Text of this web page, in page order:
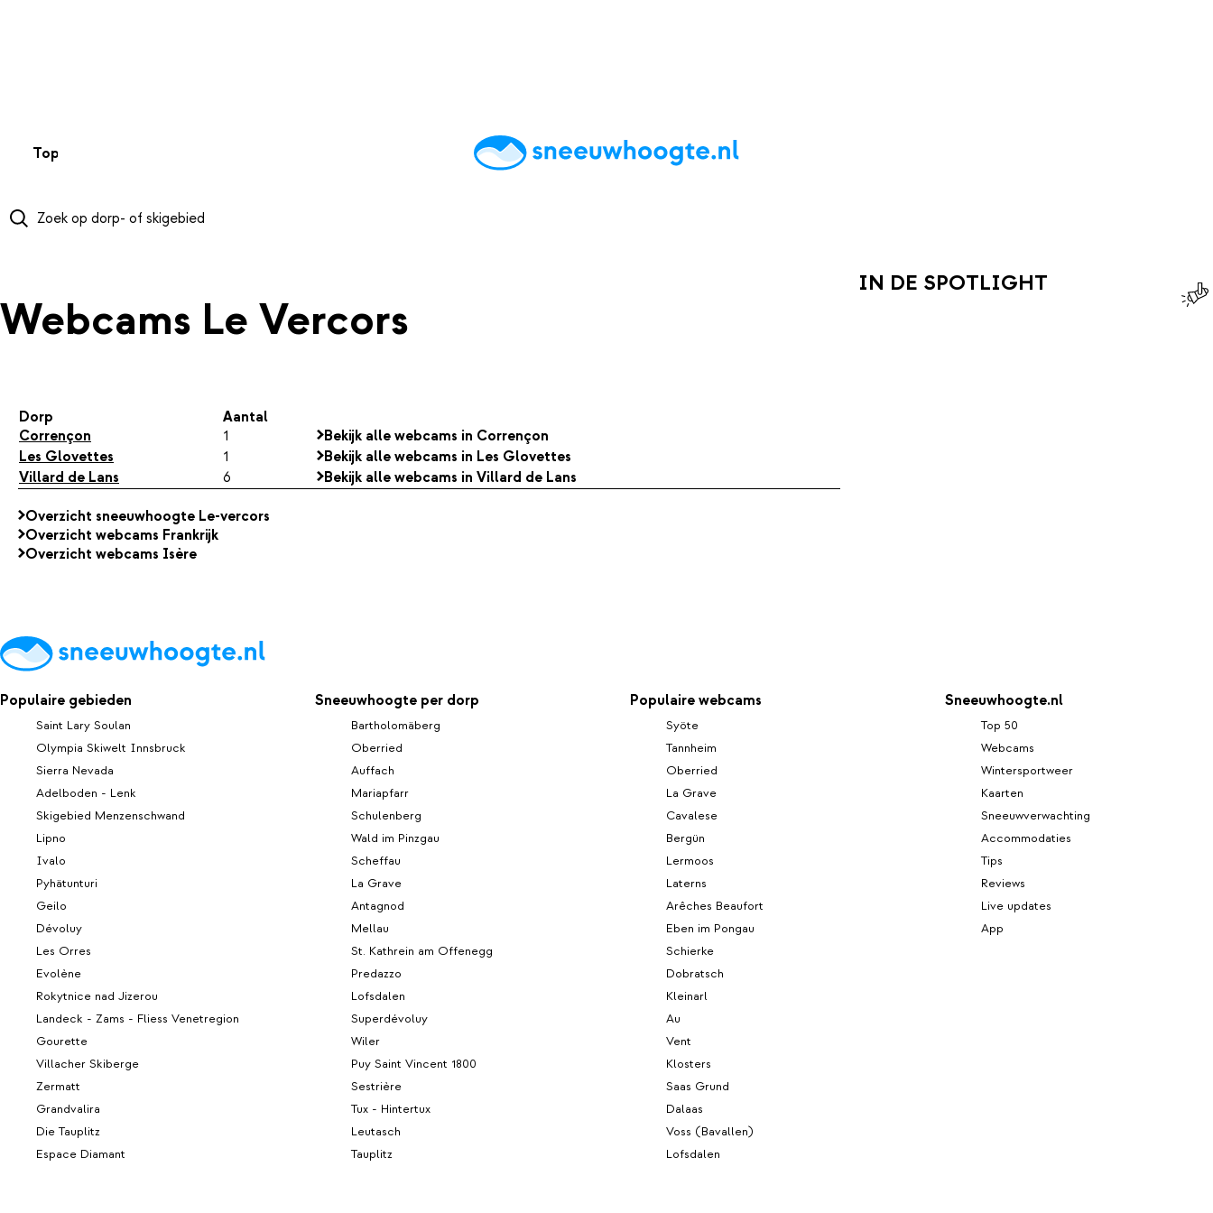
Top 50 AccommodatiesTipsReviewsLive updatesApp
Webcams Le Vercors
Dorp
Aantal
Corrençon
1
Bekijk alle webcams in Corrençon
Les Glovettes
1
Bekijk alle webcams in Les Glovettes
Villard de Lans
6 Bekijk alle webcams in Villard de Lans
Overzicht sneeuwhoogte Le-vercors
Overzicht webcams Frankrijk
Overzicht webcams Isère
IN DE SPOTLIGHT
Populaire gebieden
Saint Lary Soulan
Olympia Skiwelt Innsbruck
Sierra Nevada
Adelboden - Lenk
Skigebied Menzenschwand
Lipno
Ivalo
Pyhätunturi
Geilo
Dévoluy
Les Orres
Evolène
Rokytnice nad Jizerou
Landeck - Zams - Fliess Venetregion
Gourette
Villacher Skiberge
Zermatt
Grandvalira
Die Tauplitz
Espace Diamant
Sneeuwhoogte per dorp
Bartholomäberg
Oberried
Auffach
Mariapfarr
Schulenberg
Wald im Pinzgau
Scheffau
La Grave
Antagnod
Mellau
St. Kathrein am Offenegg
Predazzo
Lofsdalen
Superdévoluy
Wiler
Puy Saint Vincent 1800
Sestrière
Tux - Hintertux
Leutasch
Tauplitz
Populaire webcams
Syöte
Tannheim
Oberried
La Grave
Cavalese
Bergün
Lermoos
Laterns
Arêches Beaufort
Eben im Pongau
Schierke
Dobratsch
Kleinarl
Au
Vent
Klosters
Saas Grund
Dalaas
Voss (Bavallen)
Lofsdalen
Sneeuwhoogte.nl
Top 50
Webcams
Wintersportweer
Kaarten
Sneeuwverwachting
Accommodaties
Tips
Reviews
Live updates
App